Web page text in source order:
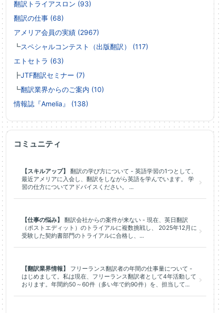
翻訳トライアスロン (93)
翻訳の仕事 (68)
アメリア会員の実績 (2967)
┗スペシャルコンテスト（出版翻訳） (117)
エトセトラ (63)
┣JTF翻訳セミナー (7)
┗翻訳業界からのご案内 (10)
情報誌『Amelia』 (138)
コミュニティ
【スキルアップ】
翻訳の学び方について - 英語学習の1つとして、
最近アメリアに入会し、翻訳をしながら英語を学んでいます。 学
習の仕方についてアドバイスください。 ...
【仕事の悩み】
翻訳会社からの案件が来ない - 現在、英日翻訳
（ポストエディット）のトライアルに複数挑戦し、 2025年12月に
受験した契約書部門のトライアルに合格し、...
【翻訳業界情報】
フリーランス翻訳者の年間の仕事量について -
はじめまして。私は現在、フリーランス翻訳者として4年活動して
おります。年間約50～60件（多い年で約90件）を、担当して...